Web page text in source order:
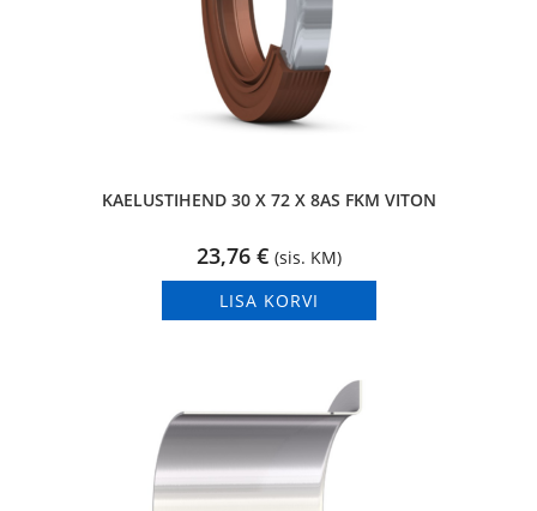
KAELUSTIHEND 30 X 72 X 8AS FKM VITON
23,76 € (sis. KM)
LISA KORVI